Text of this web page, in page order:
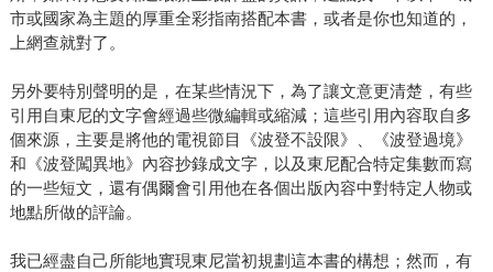
市或國家為主題的厚重全彩指南搭配本書，或者是你也知道的，
上網查就對了。
另外要特別聲明的是，在某些情況下，為了讓文意更清楚，有些
引用自東尼的文字會經過些微編輯或縮減；這些引用內容取自多
個來源，主要是將他的電視節目《波登不設限》、《波登過境》
和《波登闖異地》內容抄錄成文字，以及東尼配合特定集數而寫
的一些短文，還有偶爾會引用他在各個出版內容中對特定人物或
地點所做的評論。
我已經盡自己所能地實現東尼當初規劃這本書的構想；然而，有